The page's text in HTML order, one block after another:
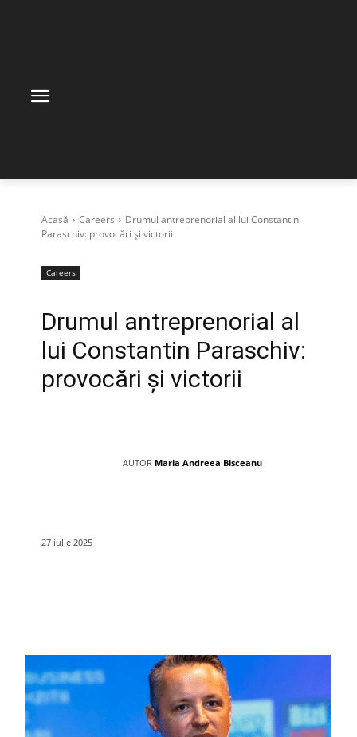
Acasă Careers
Drumul antreprenorial al lui Constantin
Paraschiv: provocări și victorii
Careers
Drumul antreprenorial al
lui Constantin Paraschiv:
provocări și victorii
AUTOR Maria Andreea Bisceanu
27 iulie 2025